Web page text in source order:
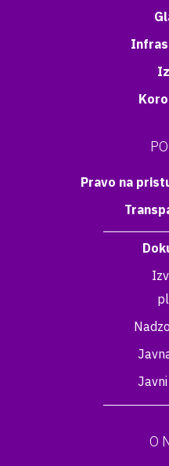
Pravo na
O